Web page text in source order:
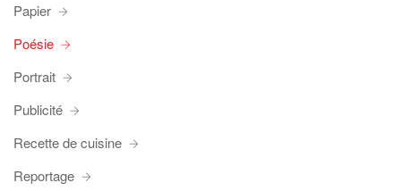
Papier
Poésie
Portrait
Publicité
Recette de cuisine
Reportage